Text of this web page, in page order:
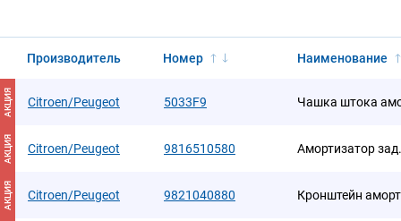
Производитель Номер Наименование
АКЦИЯ Citroen/Peugeot 5033F9 Чашка штока
АКЦИЯ Citroen/Peugeot 9816510580 Амортизатор зад.
АКЦИЯ Citroen/Peugeot 9821040880 Кронштейн